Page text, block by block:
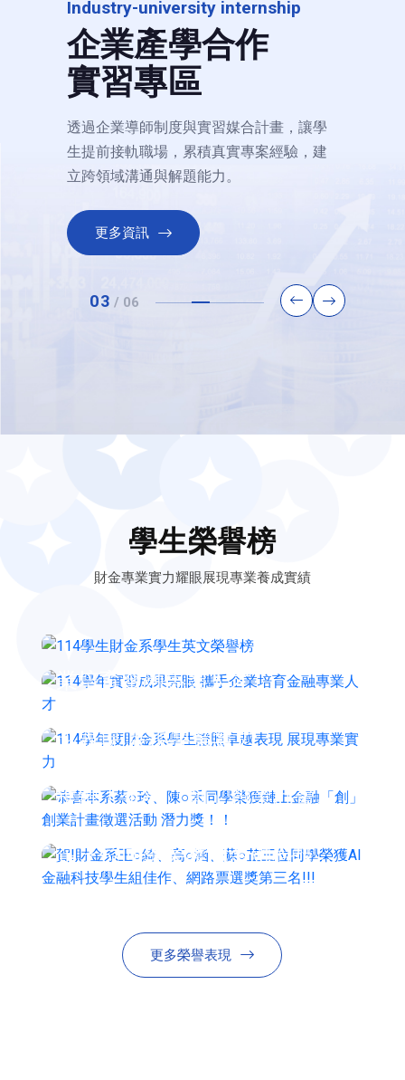
Industry-university internship
企業產學合作
實習專區
透過企業導師制度與實習媒合計畫，讓學
生提前接軌職場，累積真實專案經驗，建
立跨領域溝通與解題能力。
更多資訊
03 / 06
學生榮譽榜
財金專業實力耀眼展現專業養成實績
114學生財金系學生英文榮譽
114學年實習成果亮眼 攜手企
業培育金融專業人才
2026-08-06
114學年度財金系學生證照卓
越表現 展現專業實力
2026-06-24
獲鏈上金融「創」創業計畫徵
選活動 潛力獎！！
2026-06-23
賀!財金系王○綺、高○涵、蘇○
芷三位同學榮獲AI金融科技學
生組佳作、網路票選獎第三
更多榮譽表現